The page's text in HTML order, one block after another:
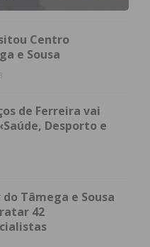
Centro
e Sousa
de Ferreira vai
Desporto e
Tâmega e Sousa
42